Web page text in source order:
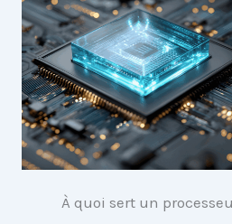
À quoi sert un